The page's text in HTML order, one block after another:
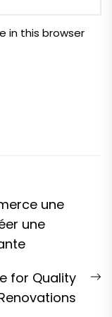
in this browser
une
une
for Quality